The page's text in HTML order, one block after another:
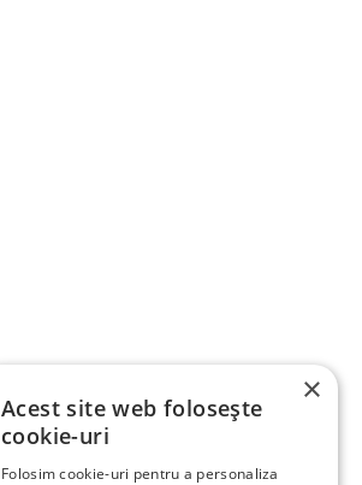
×
Acest site web folosește
cookie-uri
Folosim cookie-uri pentru a personaliza